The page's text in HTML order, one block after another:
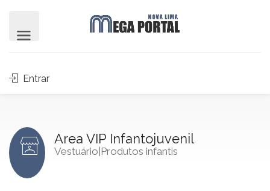
Entrar
Area VIP Infantojuvenil
Vestuário|Produtos infantis